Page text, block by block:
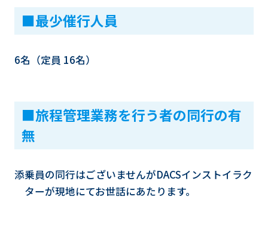
■最少催行人員
6名（定員 16名）
■旅程管理業務を行う者の同行の有
無
添乗員の同行はございませんがDACSインストイラク
ターが現地にてお世話にあたります。